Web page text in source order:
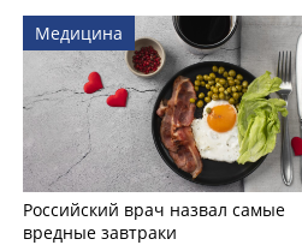
Медицина
Российский врач назвал самые
вредные завтраки